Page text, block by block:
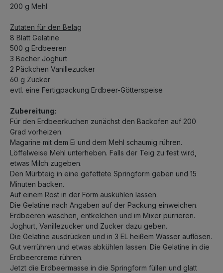
200 g Mehl
Zutaten für den Belag
8 Blatt Gelatine
500 g Erdbeeren
3 Becher Joghurt
2 Päckchen Vanillezucker
60 g Zucker
evtl. eine Fertigpackung Erdbeer-Götterspeise
Zubereitung:
Für den Erdbeerkuchen zunächst den Backofen auf 200
Grad vorheizen.
Magarine mit dem Ei und dem Mehl schaumig rühren.
Löffelweise Mehl unterheben. Falls der Teig zu fest wird,
etwas Milch zugeben.
Den Mürbteig in eine gefettete Springform geben und 15
Minuten backen.
Auf einem Rost in der Form auskühlen lassen.
Die Gelatine nach Angaben auf der Packung einweichen.
Erdbeeren waschen, entkelchen und im Mixer pürrieren.
Joghurt, Vanillezucker und Zucker dazu geben.
Die Gelatine ausdrücken und in 3 EL heißem Wasser auflösen.
Gut verrühren und etwas abkühlen lassen. Die Gelatine in die
Erdbeercreme rühren.
Jetzt die Erdbeermasse in die Springform füllen und glatt